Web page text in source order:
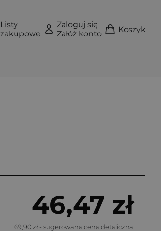
Listy
zakupowe
Zaloguj się
Załóż konto
Koszyk
46,47 zł
69,90 zł - sugerowana cena detaliczna